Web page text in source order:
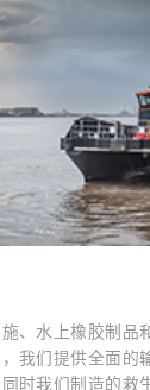
、水上橡胶制品
我们提供全面的
时我们制造的救